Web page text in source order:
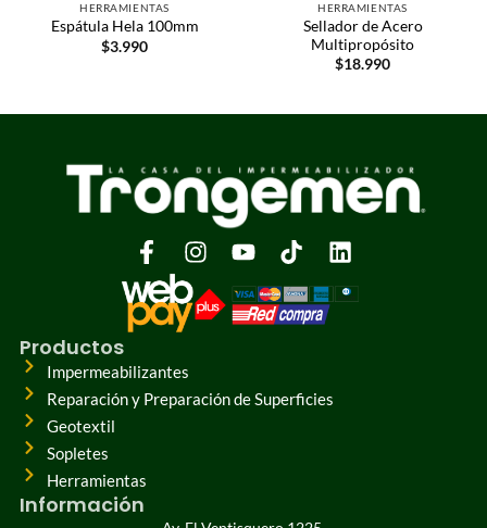
HERRAMIENTAS
Espátula Hela 100mm
$3.990
HERRAMIENTAS
Sellador de Acero
Multipropósito
$18.990
Información
Productos
Impermeabilizantes
Reparación y Preparación de Superficies
Geotextil
Sopletes
Herramientas